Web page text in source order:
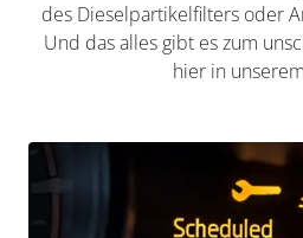
des Dieselpartikelfilters oder
Und das alles gibt es zum
hier in